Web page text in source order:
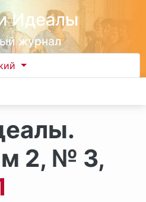
Идеалы
журнал
2, № 3,